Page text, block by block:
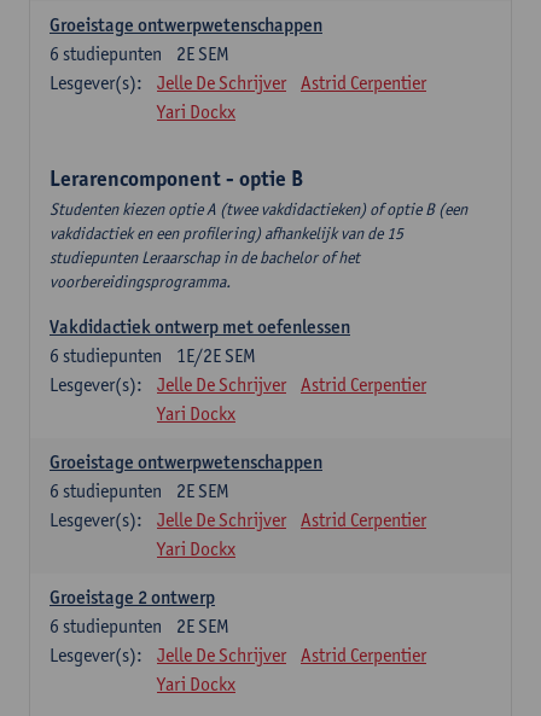
Groeistage ontwerpwetenschappen
2E SEM
6 studiepunten
Lesgever(s):
Jelle De Schrijver
Astrid Cerpentier
Yari Dockx
Lerarencomponent - optie B
Studenten kiezen optie A (twee vakdidactieken) of optie B (een
vakdidactiek en een profilering) afhankelijk van de 15
studiepunten Leraarschap in de bachelor of het
voorbereidingsprogramma.
Vakdidactiek ontwerp met oefenlessen
1E/2E SEM
6 studiepunten
Lesgever(s):
Jelle De Schrijver
Astrid Cerpentier
Yari Dockx
Groeistage ontwerpwetenschappen
2E SEM
6 studiepunten
Lesgever(s):
Jelle De Schrijver
Astrid Cerpentier
Yari Dockx
Groeistage 2 ontwerp
2E SEM
6 studiepunten
Lesgever(s):
Jelle De Schrijver
Astrid Cerpentier
Yari Dockx